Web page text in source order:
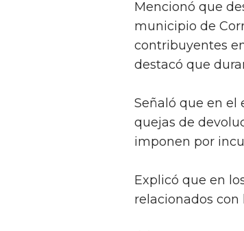
Mencionó que
municipio de
contribuyentes
destacó que
Señaló que en el
quejas de
imponen por
Explicó que en
relacionados con